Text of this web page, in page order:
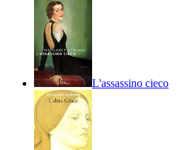
L'assassino cieco